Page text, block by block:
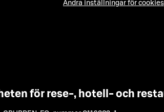
Ändra inställningar för cookies
för rese-, hotell- och